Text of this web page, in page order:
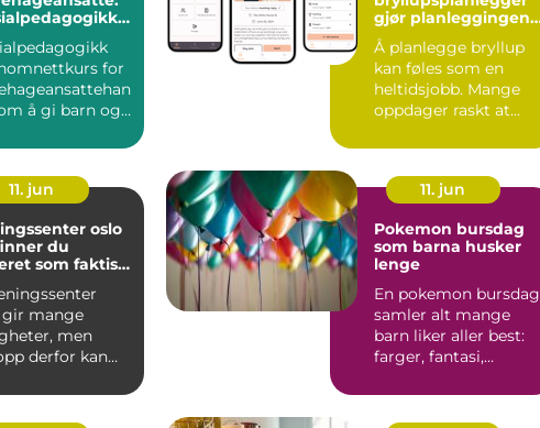
for
å gi barn og
gjør planleggingen
enklere
Å planlegge bryllup
kan føles som en
heltidsjobb. Mange
oppdager raskt at
bare ha...
11. jun
oslo
du
som faktisk
gir mange
men
derfor kan
å vite h...
11. jun
Pokemon bursdag
som barna husker
lenge
En pokemon bursdag
samler alt mange
barn liker aller best:
farger, fantasi,
ve...